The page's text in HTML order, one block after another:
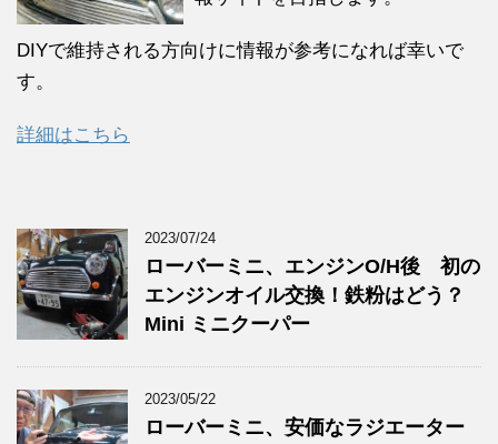
DIYで維持される方向けに情報が参考になれば幸いで
す。
詳細はこちら
2023/07/24
ローバーミニ、エンジンO/H後 初の
エンジンオイル交換！鉄粉はどう？
Mini ミニクーパー
2023/05/22
ローバーミニ、安価なラジエーター